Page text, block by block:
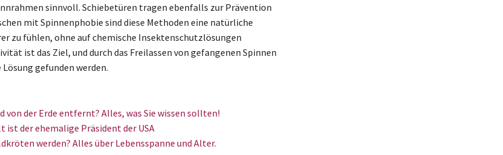
sinnvoll. Schiebetüren tragen ebenfalls zur Prävention
mit Spinnenphobie sind diese Methoden eine natürliche
zu fühlen, ohne auf chemische Insektenschutzlösungen
ist das Ziel, und durch das Freilassen von gefangenen Spinnen
gefunden werden.
von der Erde entfernt? Alles, was Sie wissen sollten!
ist der ehemalige Präsident der USA
werden? Alles über Lebensspanne und Alter.